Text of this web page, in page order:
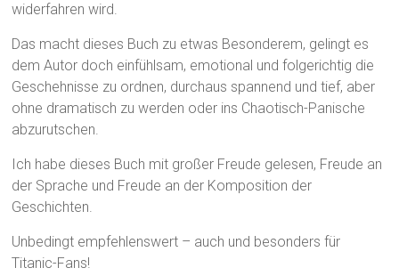
widerfahren wird.
Das macht dieses Buch zu etwas Besonderem, gelingt es
dem Autor doch einfühlsam, emotional und folgerichtig die
Geschehnisse zu ordnen, durchaus spannend und tief, aber
ohne dramatisch zu werden oder ins Chaotisch-Panische
abzurutschen.
Ich habe dieses Buch mit großer Freude gelesen, Freude an
der Sprache und Freude an der Komposition der
Geschichten.
Unbedingt empfehlenswert – auch und besonders für
Titanic-Fans!